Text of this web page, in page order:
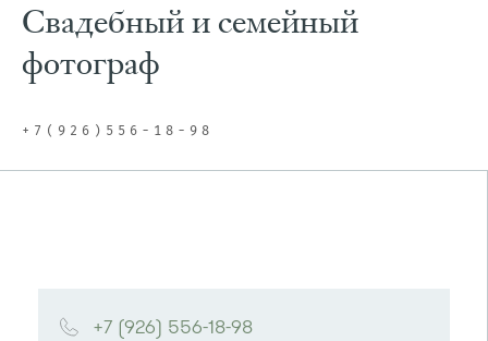
Свадебный и семейный
фотограф
+7(926)556-18-98
+7 (926) 556-18-98